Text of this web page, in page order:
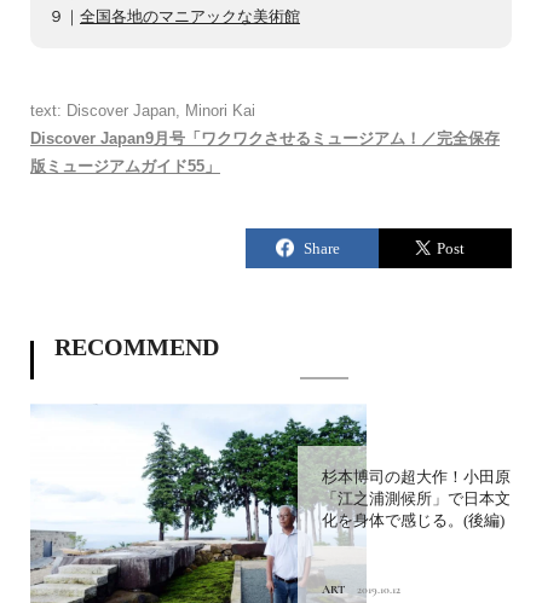
９｜ 全国各地のマニアックな美術館
text: Discover Japan, Minori Kai
Discover Japan9月号「ワクワクさせるミュージアム！／完全保存
版ミュージアムガイド55」
RECOMMEND
杉本博司の超大作！小田原
「江之浦測候所」で日本文
化を身体で感じる。(後編)
ART 2019.10.12